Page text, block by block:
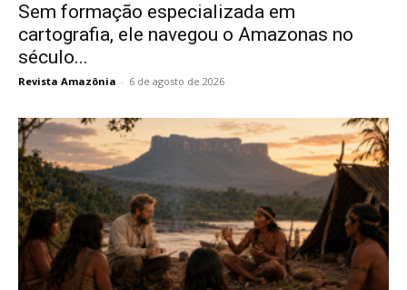
Sem formação especializada em
cartografia, ele navegou o Amazonas no
século...
Revista Amazônia - 6 de agosto de 2026